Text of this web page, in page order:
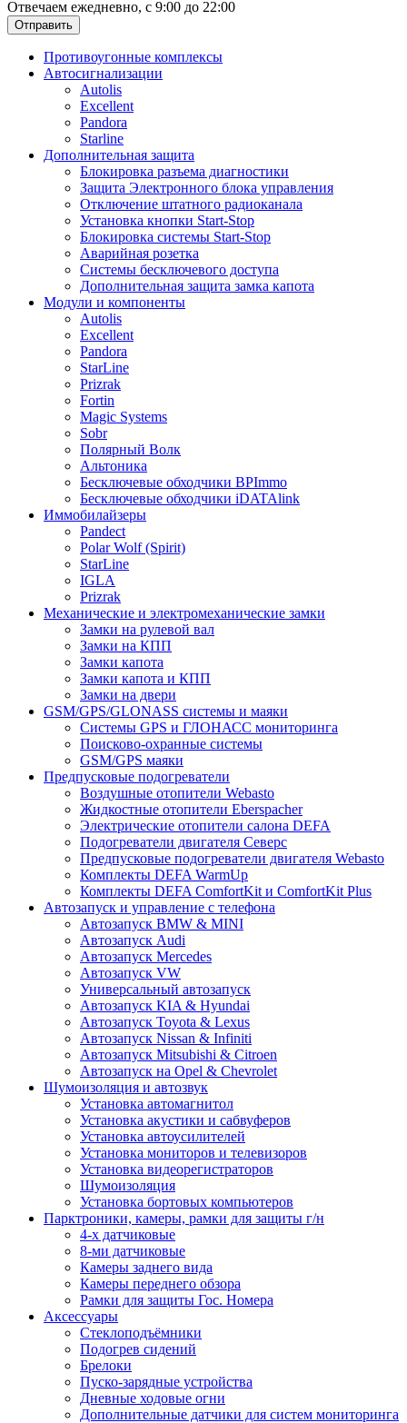
Отвечаем ежедневно, с 9:00 до 22:00
Отправить
Противоугонные комплексы
Автосигнализации
Autolis
Excellent
Pandora
Starline
Дополнительная защита
Блокировка разъема диагностики
Защита Электронного блока управления
Отключение штатного радиоканала
Установка кнопки Start-Stop
Блокировка системы Start-Stop
Аварийная розетка
Системы бесключевого доступа
Дополнительная защита замка капота
Модули и компоненты
Autolis
Excellent
Pandora
StarLine
Prizrak
Fortin
Magic Systems
Sobr
Полярный Волк
Альтоника
Бесключевые обходчики BPImmo
Бесключевые обходчики iDATAlink
Иммобилайзеры
Pandect
Polar Wolf (Spirit)
StarLine
IGLA
Prizrak
Механические и электромеханические замки
Замки на рулевой вал
Замки на КПП
Замки капота
Замки капота и КПП
Замки на двери
GSM/GPS/GLONASS системы и маяки
Системы GPS и ГЛОНАСС мониторинга
Поисково-охранные системы
GSM/GPS маяки
Предпусковые подогреватели
Воздушные отопители Webasto
Жидкостные отопители Eberspacher
Электрические отопители салона DEFA
Подогреватели двигателя Северс
Предпусковые подогреватели двигателя Webasto
Комплекты DEFA WarmUp
Комплекты DEFA ComfortKit и ComfortKit Plus
Автозапуск и управление с телефона
Автозапуск BMW & MINI
Автозапуск Audi
Автозапуск Mercedes
Автозапуск VW
Универсальный автозапуск
Автозапуск KIA & Hyundai
Автозапуск Toyota & Lexus
Автозапуск Nissan & Infiniti
Автозапуск Mitsubishi & Citroen
Автозапуск на Opel & Chevrolet
Шумоизоляция и автозвук
Установка автомагнитол
Установка акустики и сабвуферов
Установка автоусилителей
Установка мониторов и телевизоров
Установка видеорегистраторов
Шумоизоляция
Установка бортовых компьютеров
Парктроники, камеры, рамки для защиты г/н
4-х датчиковые
8-ми датчиковые
Камеры заднего вида
Камеры переднего обзора
Рамки для защиты Гос. Номера
Аксессуары
Стеклоподъёмники
Подогрев сидений
Брелоки
Пуско-зарядные устройства
Дневные ходовые огни
Дополнительные датчики для систем мониторинга